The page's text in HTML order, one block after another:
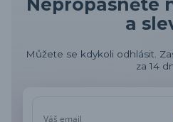
a
Můžete se kdykoli odhlásit.
za 14